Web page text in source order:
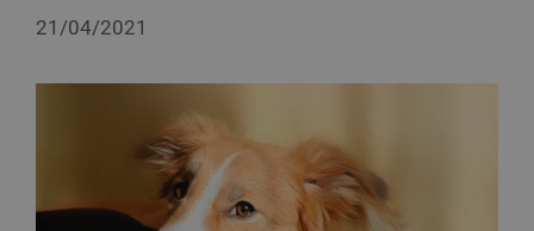
21/04/2021